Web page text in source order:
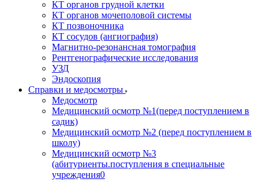
КТ органов грудной клетки
КТ органов мочеполовой системы
КТ позвоночника
КТ сосудов (ангиография)
Магнитно-резонансная томография
Рентгенографические исследования
УЗД
Эндоскопия
Справки и медосмотры
Медосмотр
Медицинский осмотр №1(перед поступлением в
садик)
Медицинский осмотр №2 (перед поступлением в
школу)
Медицинский осмотр №3
(абитуриенты.поступления в специальные
учреждения0